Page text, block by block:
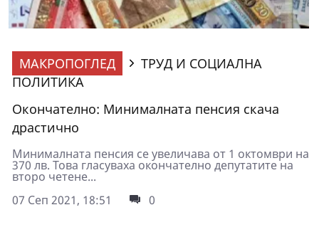
МАКРОПОГЛЕД
ТРУД И СОЦИАЛНА
ПОЛИТИКА
Окончателно: Минималната пенсия скача
драстично
Минималната пенсия се увеличава от 1 октомври на
370 лв. Това гласуваха окончателно депутатите на
второ четене...
07 Сеп 2021, 18:51
0